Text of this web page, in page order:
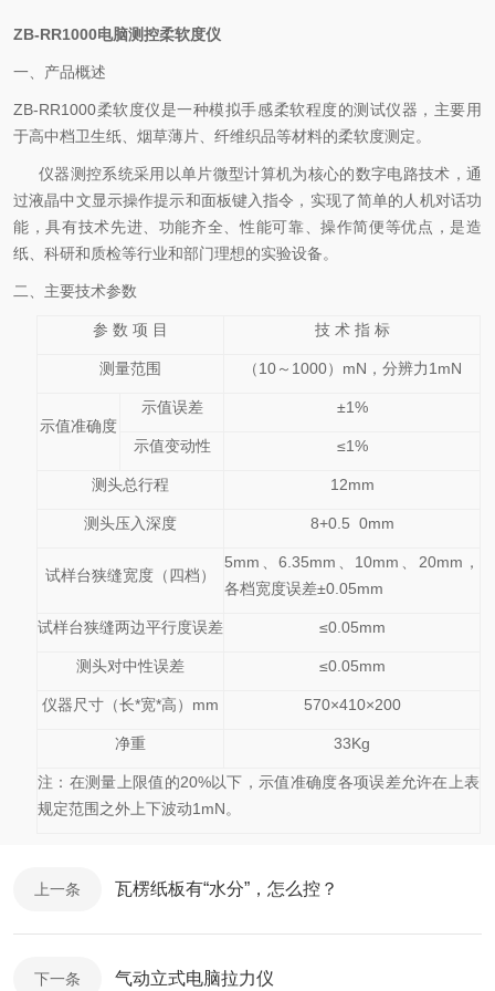
ZB-RR1000电脑测控柔软度仪
一、产品概述
ZB-RR1000柔软度仪是一种模拟手感柔软程度的测试仪器，主要用
于高中档卫生纸、烟草薄片、纤维织品等材料的柔软度测定。
仪器测控系统采用以单片微型计算机为核心的数字电路技术，通
过液晶中文显示操作提示和面板键入指令，实现了简单的人机对话功
能，具有技术先进、功能齐全、性能可靠、操作简便等优点，是造
纸、科研和质检等行业和部门理想的实验设备。
二、主要技术参数
参 数 项 目 技 术 指 标
测量范围 （10～ 1000） mN ，分辨力1mN
示值准确度
示值误差 ±1%
示值变动性 ≤1%
测头总行程 12mm
测头压入深度 8+0.5 0mm
试样台狭缝宽度（四档）
5mm 、6.35mm 10mm 20mm ，
各档宽度误差±0.05mm
试样台狭缝两边平行度误差 ≤0.05mm
测头对中性误差 ≤0.05mm
仪器尺寸（长*宽*高） mm 570×410×200
净重 33Kg
注：在测量上限值的20%以下，示值准确度各项误差允许在上表
规定范围之外上下波动1mN。
上一条 瓦楞纸板有“水分”，怎么控？
下一条 气动立式电脑拉力仪